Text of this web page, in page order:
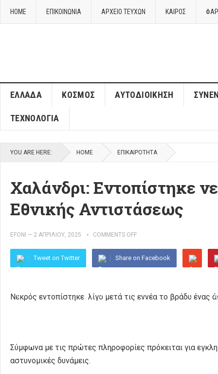
HOME ΕΠΙΚΟΙΝΩΝΙΑ ΑΡΧΕΙΟ ΤΕΥΧΩΝ ΚΑΙΡΌΣ
ΈΛΛΑΔΑ ΚΌΣΜΟΣ ΑΥΤΟΔΙΟΊΚΗΣΗ
ΤΕΧΝΟΛΟΓΊΑ
YOU ARE HERE: HOME ΕΠΙΚΑΙΡΌΤΗΤΑ
Χαλάνδρι: Εντοπίστηκε
Εθνικής Αντιστάσεως
EFONI — 2 ΑΠΡΙΛΊΟΥ, 2025 COMMENTS OFF
Tweet on Twitter Share on Facebook
Νεκρός εντοπίστηκε λίγο μετά τις εννέα το βράδυ ένας
Σύμφωνα με τις πρώτες πληροφορίες πρόκειται για
αστυνομικές δυνάμεις.